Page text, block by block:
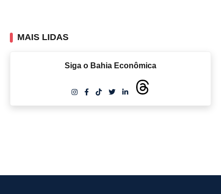
MAIS LIDAS
Siga o Bahia Econômica